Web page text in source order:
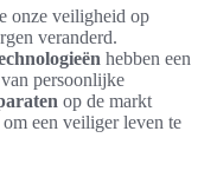
onze veiligheid op
veranderd.
hebben een
persoonlijke
op de markt
een veiliger leven te